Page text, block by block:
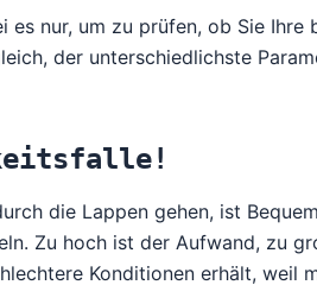
nur, um zu prüfen, ob Sie Ihre
, der unterschiedlichste
die Lappen gehen, ist
Zu hoch ist der Aufwand, zu
Konditionen erhält, weil